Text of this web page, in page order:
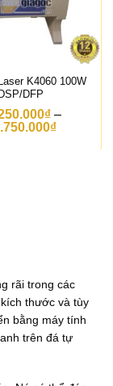
K4060 100W
DSP/DFP
₫ –
₫K
3
2
5
0
rãi trong các
thước và tùy
bằng máy tính
trên đá tự